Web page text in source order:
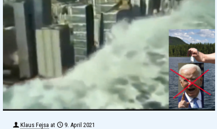
Klaus Fejsa at 9. April 2021